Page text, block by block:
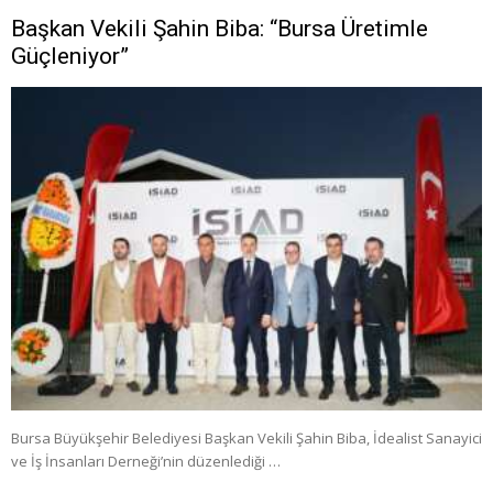
Başkan Vekili Şahin Biba: “Bursa Üretimle
Güçleniyor”
Bursa Büyükşehir Belediyesi Başkan Vekili Şahin Biba, İdealist Sanayici
ve İş İnsanları Derneği’nin düzenlediği …